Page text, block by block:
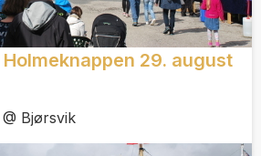
29. august
Bjørsvik